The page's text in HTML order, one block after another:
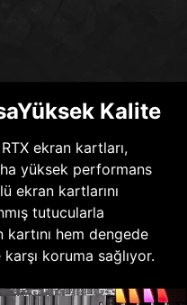
Kalite
ekran kartları,
yüksek performans
ekran kartlarını
tutucularla
kartını hem dengede
koruma sağlıyor.